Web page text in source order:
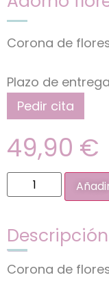
Corona de
Plazo de
Pedir cita
49,90 €
Descripción
Corona de